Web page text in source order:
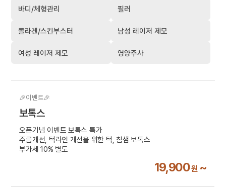
바디/체형관리 필러
콜라겐/스킨부스터 남성 레이저 제모
여성 레이저 제모 영양주사
🎉이벤트🎉
보톡스
오픈기념 이벤트 보톡스 특가
주름개선, 턱라인 개선을 위한 턱, 침샘 보톡스
부가세 10% 별도
19,900원 ~